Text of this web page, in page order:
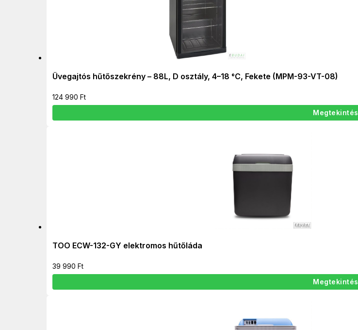
Üvegajtós hűtőszekrény – 88L, D osztály, 4–18 °C, Fekete (MPM-93-VT-08)
124 990 Ft
Megtekintés
TOO ECW-132-GY elektromos hűtőláda
39 990 Ft
Megtekintés